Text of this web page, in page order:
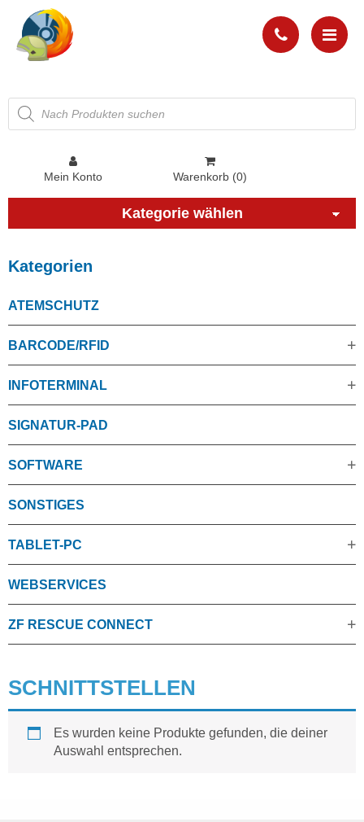
Products
search
Mein Konto Warenkorb (0)
Kategorie wählen
Kategorien
ATEMSCHUTZ
BARCODE/RFID
INFOTERMINAL
SIGNATUR-PAD
SOFTWARE
SONSTIGES
TABLET-PC
WEBSERVICES
ZF RESCUE CONNECT
SCHNITTSTELLEN
Es wurden keine Produkte gefunden, die deiner
Auswahl entsprechen.